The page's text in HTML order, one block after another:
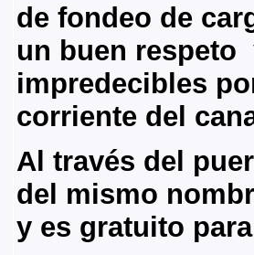
de fondeo de
un buen respeto
impredecibles
corriente del
Al través del
del mismo
y es gratuito